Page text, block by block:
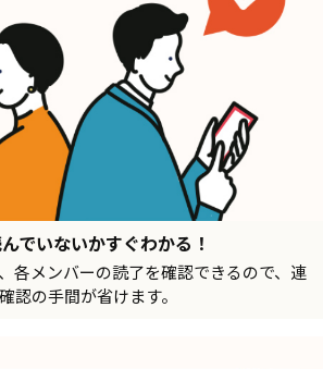
でいないかすぐわかる！
各メンバーの読了を確認できるので、連
認の手間が省けます。